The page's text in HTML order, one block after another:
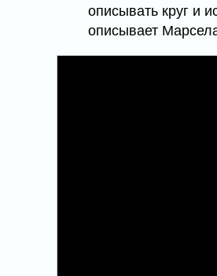
описывать круг и
описывает